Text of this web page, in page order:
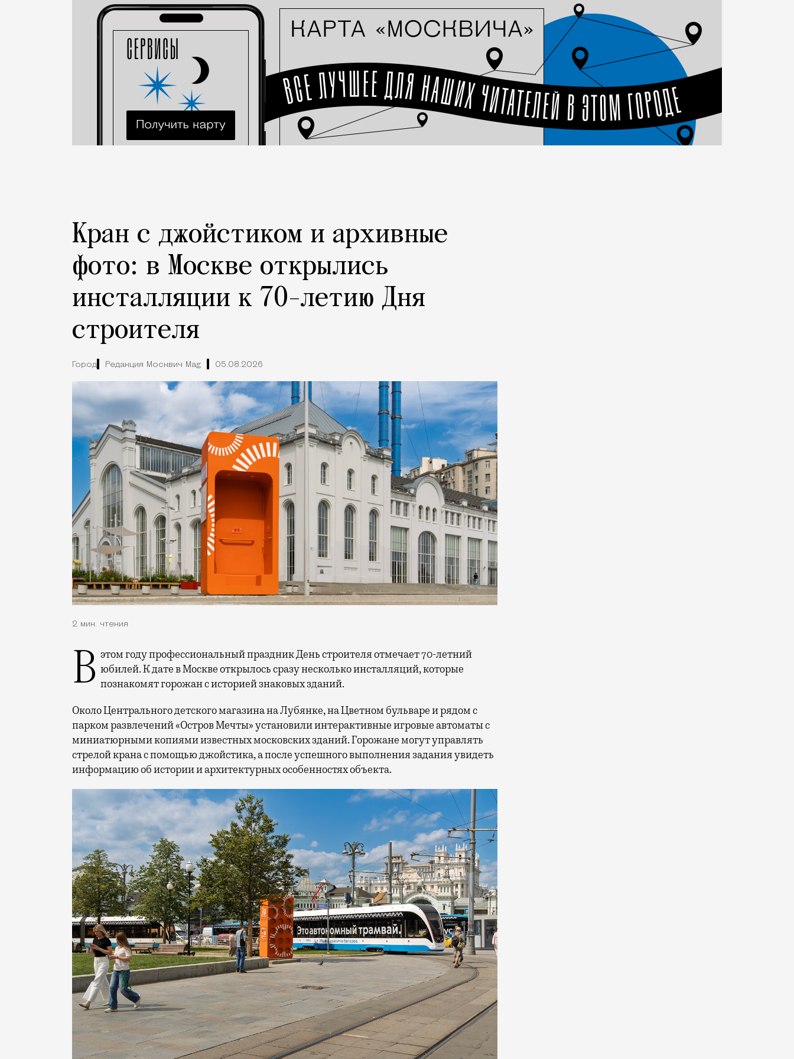
Кран с джойстиком и архивные
фото: в Москве открылись
инсталляции к 70-летию Дня
строителя
Город Редакция Москвич Mag 05.08.2026
2 мин. чтения
В этом году профессиональный праздник День строителя отмечает 70-летний юбилей. К дате в Москве открылось сразу несколько инсталляций, которые
познакомят горожан с историей знаковых зданий.
Около Центрального детского магазина на Лубянке, на Цветном бульваре и рядом с
парком развлечений «Остров Мечты» установили интерактивные игровые автоматы с
миниатюрными копиями известных московских зданий. Горожане могут управлять
стрелой крана с помощью джойстика, а после успешного выполнения задания увидеть
информацию об истории и архитектурных особенностях объекта.